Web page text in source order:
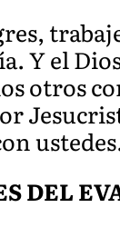
Y el
otros
DEL